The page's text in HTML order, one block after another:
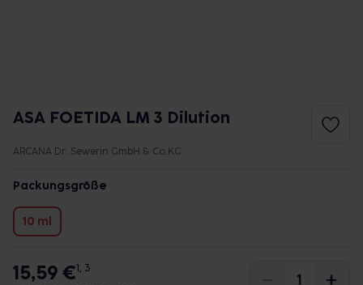
ASA FOETIDA LM 3 Dilution
ARCANA Dr. Sewerin GmbH & Co.KG
Packungsgröße
10 ml
15,59 €1, 3